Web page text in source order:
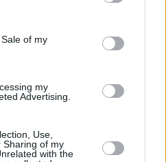
and its third-party tags to
purposes in below Google
of my
my
Advertising.
Use,
Sharing of my
with the
62
40